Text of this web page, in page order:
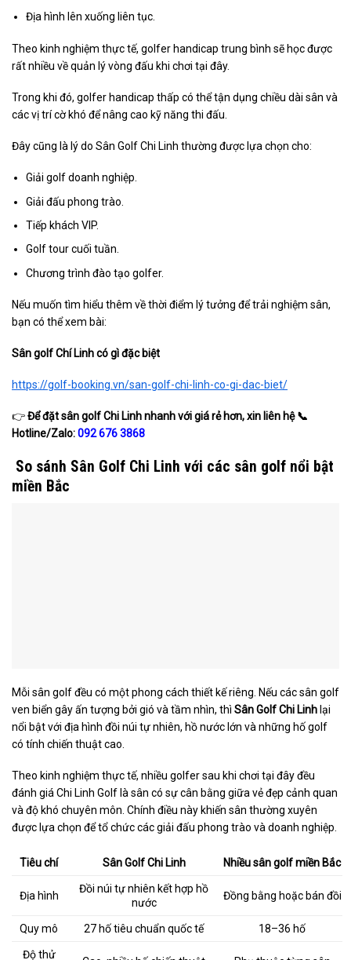
Địa hình lên xuống liên tục.
Theo kinh nghiệm thực tế, golfer handicap trung bình sẽ học được
rất nhiều về quản lý vòng đấu khi chơi tại đây.
Trong khi đó, golfer handicap thấp có thể tận dụng chiều dài sân và
các vị trí cờ khó để nâng cao kỹ năng thi đấu.
Đây cũng là lý do Sân Golf Chi Linh thường được lựa chọn cho:
Giải golf doanh nghiệp.
Giải đấu phong trào.
Tiếp khách VIP.
Golf tour cuối tuần.
Chương trình đào tạo golfer.
Nếu muốn tìm hiểu thêm về thời điểm lý tưởng để trải nghiệm sân,
bạn có thể xem bài:
Sân golf Chí Linh có gì đặc biệt
https://golf-booking.vn/san-golf-chi-linh-co-gi-dac-biet/
👉Để đặt sân golfChi Linhnhanh với giá rẻ hơn, xin liên hệ📞
Hotline/Zalo:092 676 3868
So sánh Sân Golf Chi Linh với các sân golf nổi bật
miền Bắc
Mỗi sân golf đều có một phong cách thiết kế riêng. Nếu các sân golf
ven biển gây ấn tượng bởi gió và tầm nhìn, thì Sân Golf Chi Linh lại
nổi bật với địa hình đồi núi tự nhiên, hồ nước lớn và những hố golf
có tính chiến thuật cao.
Theo kinh nghiệm thực tế, nhiều golfer sau khi chơi tại đây đều
đánh giá Chi Linh Golf là sân có sự cân bằng giữa vẻ đẹp cảnh quan
và độ khó chuyên môn. Chính điều này khiến sân thường xuyên
được lựa chọn để tổ chức các giải đấu phong trào và doanh nghiệp.
Tiêu chí Sân Golf Chi Linh Nhiều sân golf miền Bắc
Địa hình
Đồi núi tự nhiên kết hợp hồ
nước
Đồng bằng hoặc bán đồi
Quy mô 27 hố tiêu chuẩn quốc tế 18–36 hố
Độ thử